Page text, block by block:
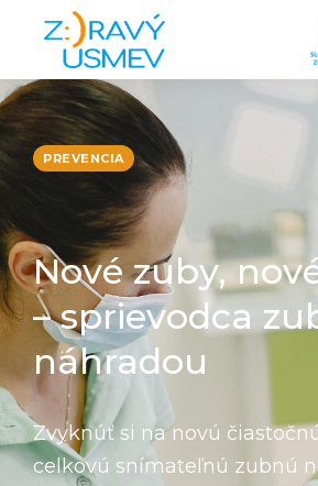
PREVENCIA
Nové zuby,
– sprievodca
náhradou
Zvyknúť si na novú
celkovú snímateľnú zubnú